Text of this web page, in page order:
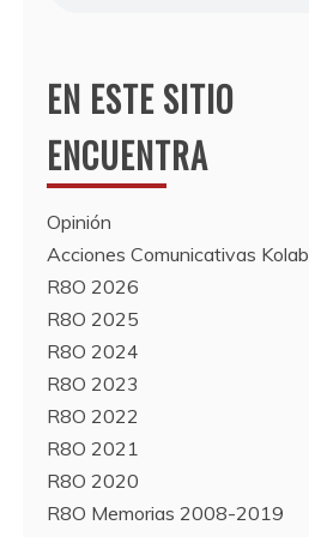
EN ESTE SITIO
ENCUENTRA
Opinión
Acciones Comunicativas
R8O 2026
R8O 2025
R8O 2024
R8O 2023
R8O 2022
R8O 2021
R8O 2020
R8O Memorias 2008-2019